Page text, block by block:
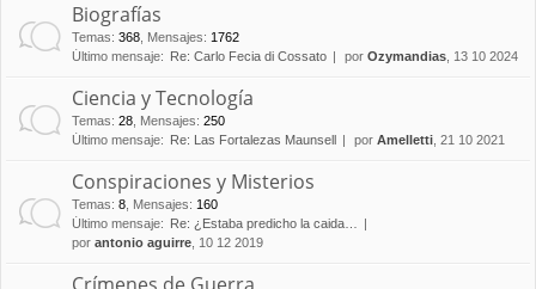
Biografías
Temas: 368 Mensajes: 1762
Último mensaje:
Re: Carlo Fecia di Cossato por Ozymandias , 13 10 2024
Ciencia y Tecnología
Temas: 28 Mensajes: 250
Último mensaje:
Re: Las Fortalezas Maunsell por Amelletti , 21 10 2021
Conspiraciones y Misterios
Temas: 8 Mensajes: 160
Último mensaje:
Re: ¿Estaba predicho la caida…
por antonio aguirre , 10 12 2019